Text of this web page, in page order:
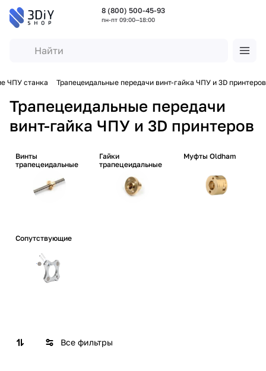
8 (800) 500-45-93
пн-пт 09:00—18:00
ЧПУ станка Трапецеидальные передачи винт-гайка ЧПУ и 3D принтеров
Трапецеидальные передачи
винт-гайка ЧПУ и 3D принтеров
Винты
трапецеидальные
Гайки
трапецеидальные
Муфты Oldham
Сопутствующие
Все фильтры